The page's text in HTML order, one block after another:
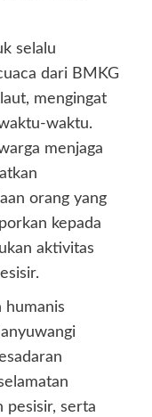
selalu
dari BMKG
mengingat
waktu.
menjaga
orang yang
kepada
aktivitas
humanis
pesisir, serta